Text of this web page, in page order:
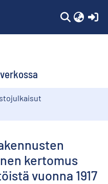
kertomus
vuonna 1917